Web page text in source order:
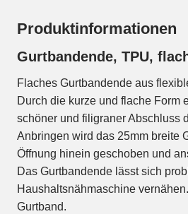
Produktinformationen
Gurtbandende, TPU,
Flaches Gurtbandende aus
Durch die kurze und flache Form
schöner und filigraner Abschluss
Anbringen wird das 25mm breite
Öffnung hinein geschoben und
Das Gurtbandende lässt sich
Haushaltsnähmaschine
Gurtband.